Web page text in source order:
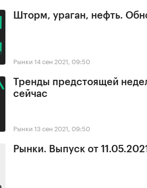
Шторм, ураган, нефть.
Рынки 14 сен 2021, 09:50
Тренды предстоящей
сейчас
Рынки 13 сен 2021, 09:50
Рынки. Выпуск от 11.05.2021